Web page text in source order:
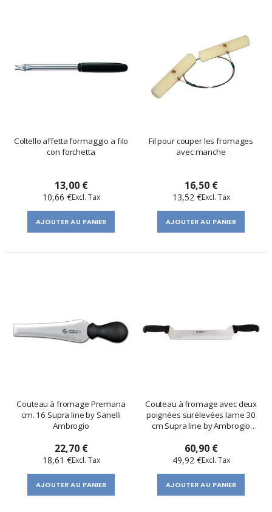
Coltello affetta formaggio a filo
con forchetta
13,00 €
10,66 €
AJOUTER AU PANIER
Fil pour couper les fromages
avec manche
16,50 €
13,52 €
AJOUTER AU PANIER
Couteau à fromage Premana
cm. 16 Supra line by Sanelli
Ambrogio
22,70 €
18,61 €
AJOUTER AU PANIER
Couteau à fromage avec deux
poignées surélevées lame 30
cm Supra line by Ambrogio
60,90 €
49,92 €
AJOUTER AU PANIER